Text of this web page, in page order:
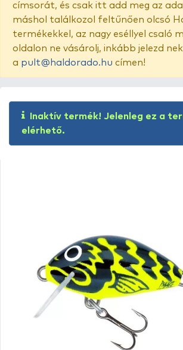
címsorát, és csak itt add meg az
máshol találkozol feltűnően olcsó
termékekkel, az nagy eséllyel csaló
oldalon ne vásárolj, inkább jelezd
a pult@haldorado.hu címen!
Inaktív termék! Jelenleg ez a
elérhető.